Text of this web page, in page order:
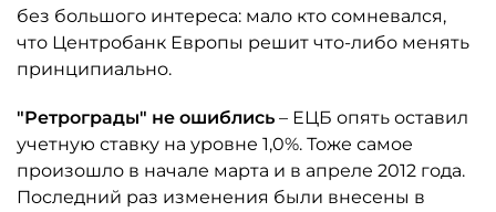
без большого интереса: мало кто сомневался,
что Центробанк Европы решит что-либо менять
принципиально.
"Ретрограды" не ошиблись – ЕЦБ опять оставил
учетную ставку на уровне 1,0%. Тоже самое
произошло в начале марта и в апреле 2012 года.
Последний раз изменения были внесены в